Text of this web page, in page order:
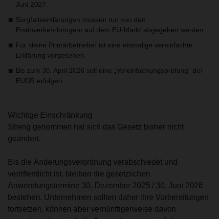
Juni 2027.
Sorgfaltserklärungen müssen nur von den
Erstinverkehrbringern auf dem EU-Markt abgegeben werden.
Für kleine Primärbetreiber ist eine einmalige vereinfachte
Erklärung vorgesehen.
Bis zum 30. April 2026 soll eine „Vereinfachungsprüfung“ der
EUDR erfolgen..
Wichtige Einschränkung
Streng genommen hat sich das Gesetz bisher nicht
geändert.
Bis die Änderungsverordnung verabschiedet und
veröffentlicht ist, bleiben die gesetzlichen
Anwendungstermine 30. Dezember 2025 / 30. Juni 2026
bestehen. Unternehmen sollten daher ihre Vorbereitungen
fortsetzen, können aber vernünftigerweise davon